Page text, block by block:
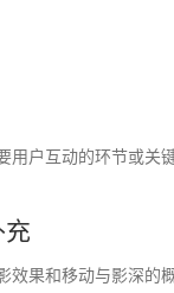
户互动的环节或
果和移动与影深的